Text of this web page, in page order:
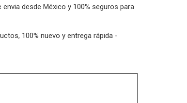
desde México y 100% seguros para
100% nuevo y entrega rápida -